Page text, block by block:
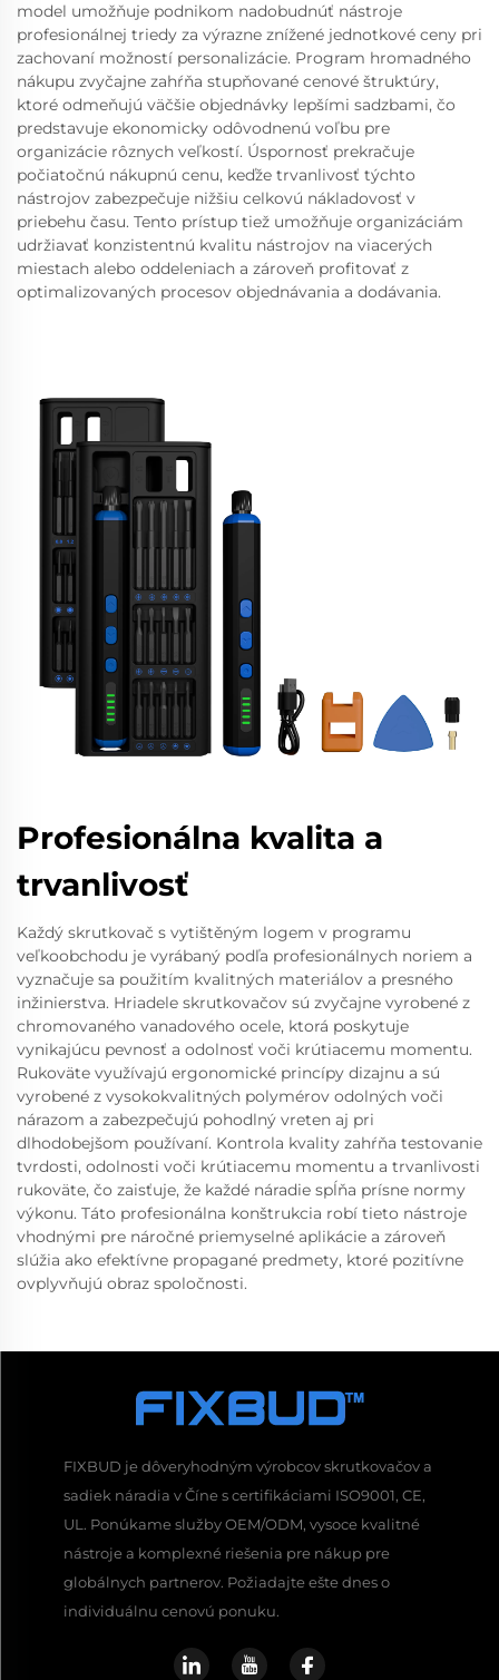
model umožňuje podnikom nadobudnúť nástroje
profesionálnej triedy za výrazne znížené jednotkové ceny pri
zachovaní možností personalizácie. Program hromadného
nákupu zvyčajne zahŕňa stupňované cenové štruktúry,
ktoré odmeňujú väčšie objednávky lepšími sadzbami, čo
predstavuje ekonomicky odôvodnenú voľbu pre
organizácie rôznych veľkostí. Úspornosť prekračuje
počiatočnú nákupnú cenu, keďže trvanlivosť týchto
nástrojov zabezpečuje nižšiu celkovú nákladovosť v
priebehu času. Tento prístup tiež umožňuje organizáciám
udržiavať konzistentnú kvalitu nástrojov na viacerých
miestach alebo oddeleniach a zároveň profitovať z
optimalizovaných procesov objednávania a dodávania.
Profesionálna kvalita a
trvanlivosť
Každý skrutkovač s vytištěným logem v programu
veľkoobchodu je vyrábaný podľa profesionálnych noriem a
vyznačuje sa použitím kvalitných materiálov a presného
inžinierstva. Hriadele skrutkovačov sú zvyčajne vyrobené z
chromovaného vanadového ocele, ktorá poskytuje
vynikajúcu pevnosť a odolnosť voči krútiacemu momentu.
Rukoväte využívajú ergonomické princípy dizajnu a sú
vyrobené z vysokokvalitných polymérov odolných voči
nárazom a zabezpečujú pohodlný vreten aj pri
dlhodobejšom používaní. Kontrola kvality zahŕňa testovanie
tvrdosti, odolnosti voči krútiacemu momentu a trvanlivosti
rukoväte, čo zaisťuje, že každé náradie spĺňa prísne normy
výkonu. Táto profesionálna konštrukcia robí tieto nástroje
vhodnými pre náročné priemyselné aplikácie a zároveň
slúžia ako efektívne propagané predmety, ktoré pozitívne
ovplyvňujú obraz spoločnosti.
FIXBUD je dôveryhodným výrobcov skrutkovačov a
sadiek náradia v Číne s certifikáciami ISO9001, CE,
UL. Ponúkame služby OEM/ODM, vysoce kvalitné
nástroje a komplexné riešenia pre nákup pre
globálnych partnerov. Požiadajte ešte dnes o
individuálnu cenovú ponuku.